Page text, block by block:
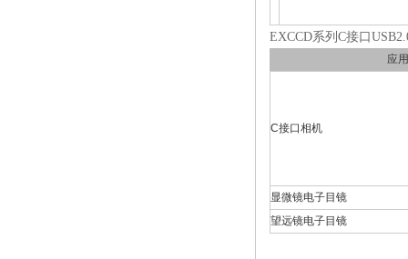
EXCCD系列C接口
应用
C接口相机
显微镜电子目镜
望远镜电子目镜